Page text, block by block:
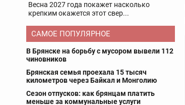
Весна 2027 года покажет насколько
крепким окажется этот свер...
САМОЕ ПОПУЛЯРНОЕ
В Брянске на борьбу с мусором вывели 112
чиновников
Брянская семья проехала 15 тысяч
километров через Байкал и Монголию
Сезон отпусков: как брянцам платить
меньше за коммунальные услуги